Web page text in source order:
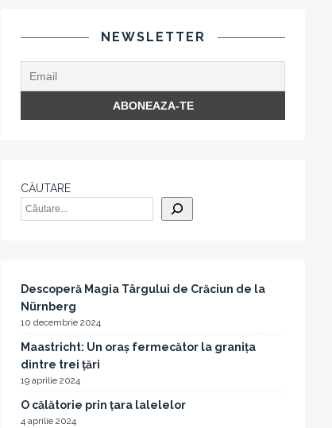
NEWSLETTER
CĂUTARE
Descoperă Magia Târgului de Crăciun de la
Nürnberg
10 decembrie 2024
Maastricht: Un oraș fermecător la granița
dintre trei țări
19 aprilie 2024
O călătorie prin țara lalelelor
4 aprilie 2024